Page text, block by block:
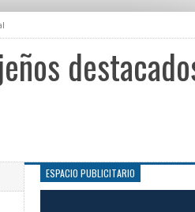
INTERIOR
DEPORTES
ELECCIONES 2025
LEGISLATIVO
ESPACIO PUBLICITARIO